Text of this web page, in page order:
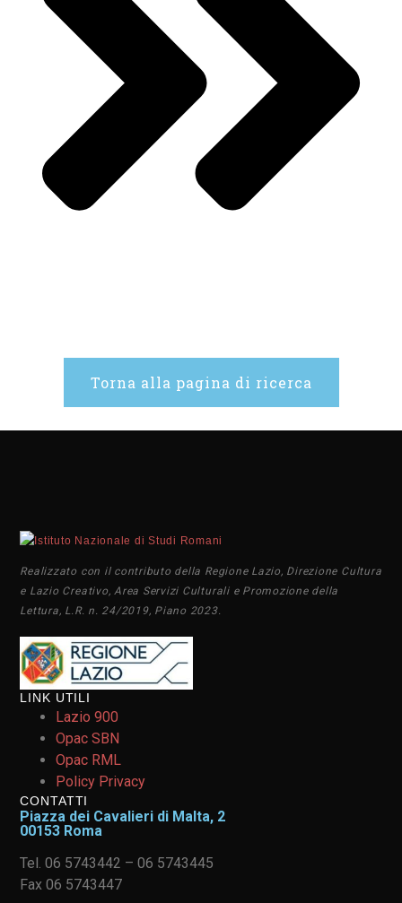
Torna alla pagina di ricerca
Realizzato con il contributo della Regione Lazio, Direzione Cultura
e Lazio Creativo, Area Servizi Culturali e Promozione della
Lettura, L.R. n. 24/2019, Piano 2023.
LINK UTILI
Lazio 900
Opac SBN
Opac RML
Policy Privacy
CONTATTI
Piazza dei Cavalieri di Malta, 2
00153 Roma
Tel. 06 5743442 – 06 5743445
Fax 06 5743447